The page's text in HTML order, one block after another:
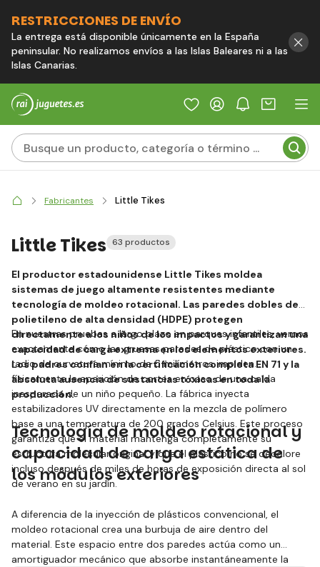
RESTRICCIONES DE ENVÍO
La entrega está disponible únicamente en la España
peninsular. No realizamos envíos a las Islas Baleares ni a las
Islas Canarias.
Fabricantes Little Tikes
Little Tikes 63 productos
El productor estadounidense Little Tikes moldea
sistemas de juego altamente resistentes mediante
tecnología de moldeo rotacional. Las paredes dobles de
polietileno de alta densidad (HDPE) protegen
directamente a los niños de los impactos y garantizan una
capacidad de carga extrema en los elementos exteriores.
Los padres confían en la certificación completa EN 71 y la
absoluta ausencia de sustancias tóxicas en toda la
producción.
En nuestras pruebas a largo plazo en parques infantiles, vemos
exactamente cómo las gruesas paredes de plástico con un
radio de curvatura mínimo de 5 milímetros impiden
físicamente la aparición de cortes en caso de una caída
inesperada de un niño pequeño. La fábrica inyecta
estabilizadores UV directamente en la mezcla de polímero
base a una temperatura de 200 grados Celsius. Este proceso
garantiza que el material mantenga completamente su
estructura molecular original y que el plástico no se decolore
incluso después de miles de horas de exposición directa al sol
de verano en su jardín.
Tecnología de moldeo rotacional y
capacidad de carga estática de
los módulos exteriores
A diferencia de la inyección de plásticos convencional, el
moldeo rotacional crea una burbuja de aire dentro del
material. Este espacio entre dos paredes actúa como un
amortiguador mecánico que absorbe instantáneamente la